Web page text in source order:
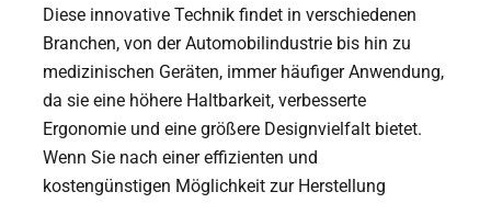
Diese innovative Technik findet in verschiedenen
Branchen, von der Automobilindustrie bis hin zu
medizinischen Geräten, immer häufiger Anwendung,
da sie eine höhere Haltbarkeit, verbesserte
Ergonomie und eine größere Designvielfalt bietet.
Wenn Sie nach einer effizienten und
kostengünstigen Möglichkeit zur Herstellung